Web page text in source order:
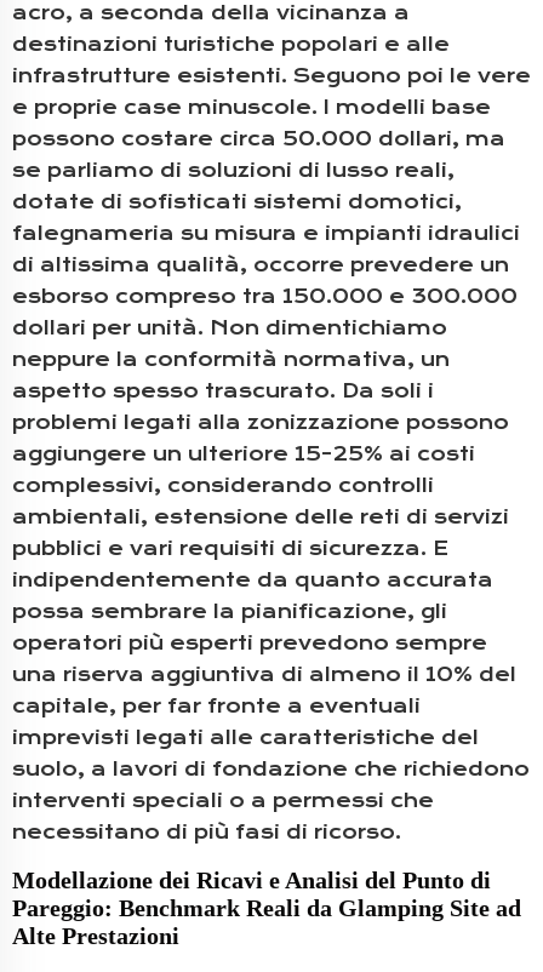
acro, a seconda della vicinanza a
destinazioni turistiche popolari e alle
infrastrutture esistenti. Seguono poi le vere
e proprie case minuscole. I modelli base
possono costare circa 50.000 dollari, ma
se parliamo di soluzioni di lusso reali,
dotate di sofisticati sistemi domotici,
falegnameria su misura e impianti idraulici
di altissima qualità, occorre prevedere un
esborso compreso tra 150.000 e 300.000
dollari per unità. Non dimentichiamo
neppure la conformità normativa, un
aspetto spesso trascurato. Da soli i
problemi legati alla zonizzazione possono
aggiungere un ulteriore 15-25% ai costi
complessivi, considerando controlli
ambientali, estensione delle reti di servizi
pubblici e vari requisiti di sicurezza. E
indipendentemente da quanto accurata
possa sembrare la pianificazione, gli
operatori più esperti prevedono sempre
una riserva aggiuntiva di almeno il 10% del
capitale, per far fronte a eventuali
imprevisti legati alle caratteristiche del
suolo, a lavori di fondazione che richiedono
interventi speciali o a permessi che
necessitano di più fasi di ricorso.
Modellazione dei Ricavi e Analisi del Punto di
Pareggio: Benchmark Reali da Glamping Site ad
Alte Prestazioni